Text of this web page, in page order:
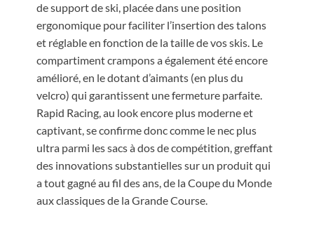
de support de ski, placée dans une position
ergonomique pour faciliter l’insertion des talons
et réglable en fonction de la taille de vos skis. Le
compartiment crampons a également été encore
amélioré, en le dotant d’aimants (en plus du
velcro) qui garantissent une fermeture parfaite.
Rapid Racing, au look encore plus moderne et
captivant, se confirme donc comme le nec plus
ultra parmi les sacs à dos de compétition, greffant
des innovations substantielles sur un produit qui
a tout gagné au fil des ans, de la Coupe du Monde
aux classiques de la Grande Course.